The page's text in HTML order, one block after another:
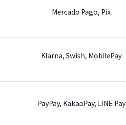
Mercado Pago, Pix
Klarna, Swish, MobilePay
PayPay, KakaoPay, LINE Pay